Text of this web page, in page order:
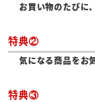
お買い物のたびに
特典②
気になる商品をお
特典③